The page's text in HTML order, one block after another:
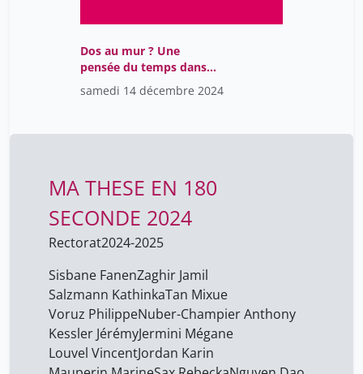
Dos au mur ? Une
pensée du temps dans
l'Ancien Testament
samedi 14 décembre 2024
MA THESE EN 180
SECONDE 2024
Rectorat2024-2025
Sisbane FanenZaghir Jamil
Salzmann KathinkaTan Mixue
Voruz PhilippeNuber-Champier Anthony
Kessler JérémyJermini Mégane
Louvel VincentJordan Karin